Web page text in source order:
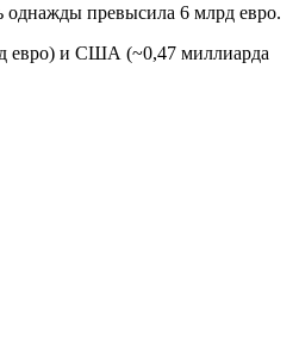
однажды превысила 6 млрд евро.
евро) и США (~0,47 миллиарда